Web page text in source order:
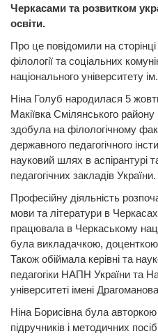
Черкасами та розвитком
освіти.
Про це повідомили на сторінці
філології та соціальних
національного університету
Ніна Голуб народилася 5
Макіївка Смілянського
здобула на філологічному
державного педагогічного
науковий шлях в аспірантурі
педагогічних закладів України.
Професійну діяльність
мови та літератури в
працювала в Черкаському
була викладачкою,
Також обіймала керівні та
педагогіки НАПН України та
університеті імені
Ніна Борисівна була
підручників і методичних